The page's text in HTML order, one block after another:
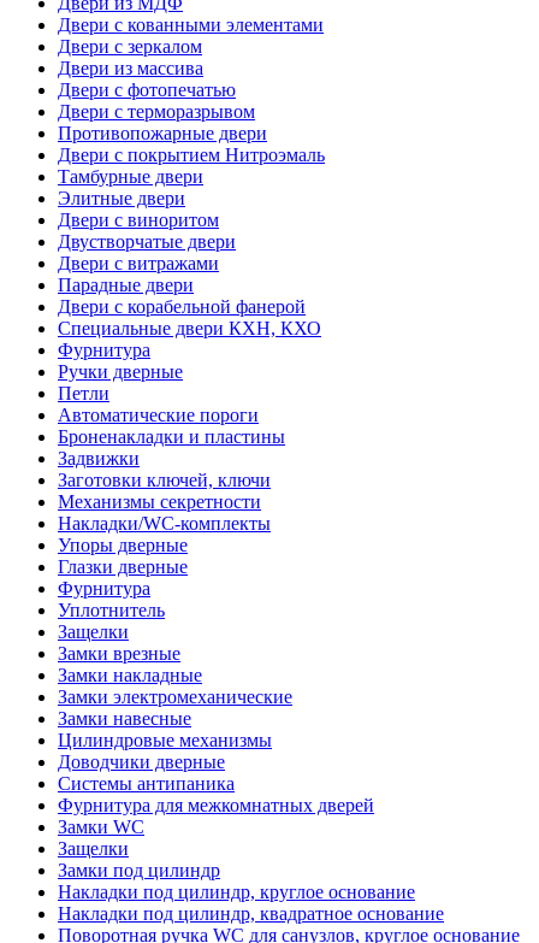
Двери с кованными элементами
Двери с зеркалом
Двери из массива
Двери с фотопечатью
Двери с терморазрывом
Противопожарные двери
Двери с покрытием Нитроэмаль
Тамбурные двери
Элитные двери
Двери с виноритом
Двустворчатые двери
Двери с витражами
Парадные двери
Двери с корабельной фанерой
Специальные двери КХН, КХО
Фурнитура
Ручки дверные
Петли
Автоматические пороги
Броненакладки и пластины
Задвижки
Заготовки ключей, ключи
Механизмы секретности
Накладки/WC-комплекты
Упоры дверные
Глазки дверные
Фурнитура
Уплотнитель
Защелки
Замки врезные
Замки накладные
Замки электромеханические
Замки навесные
Цилиндровые механизмы
Доводчики дверные
Системы антипаника
Фурнитура для межкомнатных дверей
Замки WC
Защелки
Замки под цилиндр
Накладки под цилиндр, круглое основание
Накладки под цилиндр, квадратное основание
Поворотная ручка WC для санузлов, круглое основание